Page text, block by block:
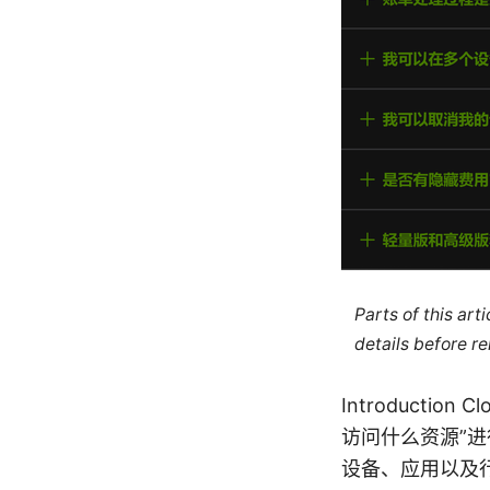
Parts of this
details before
Introduction
访问什么资源”
设备、应用以及